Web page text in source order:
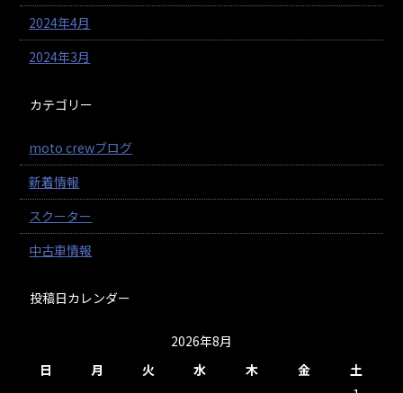
2024年4月
2024年3月
カテゴリー
moto crewブログ
新着情報
スクーター
中古車情報
投稿日カレンダー
2026年8月
日
月 火 水 木 金
土